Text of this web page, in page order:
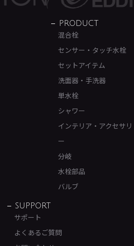
PRODUCT
混合栓
センサー・タッチ水栓
セットアイテム
洗面器・手洗器
単水栓
シャワー
インテリア・アクセサリ
ー
分岐
水栓部品
バルブ
SUPPORT
サポート
よくあるご質問